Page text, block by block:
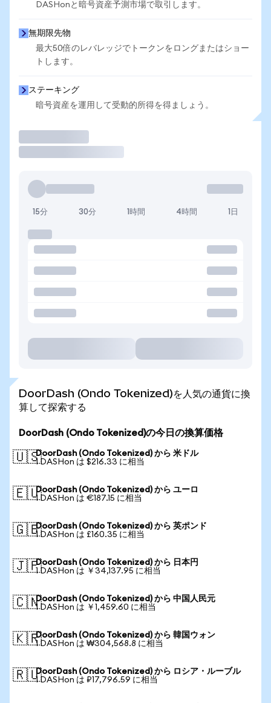
DASHonと暗号資産予測市場で取引します。
無期限先物
最大50倍のレバレッジでトークンをロングまたはショー
トします。
ステーキング
暗号資産を運用して受動的所得を得ましょう。
15分 30分 1時間 4時間 1日
DoorDash (Ondo Tokenized)を人気の通貨に換
算して探索する
DoorDash (Ondo Tokenized)の今日の換算価格
🇺🇸DoorDash (Ondo Tokenized) から 米ドル
1 DASHon は $216.33 に相当
🇪🇺DoorDash (Ondo Tokenized) から ユーロ
1 DASHon は €187.15 に相当
🇬🇧DoorDash (Ondo Tokenized) から 英ポンド
1 DASHon は £160.35 に相当
🇯🇵DoorDash (Ondo Tokenized) から 日本円
1 DASHon は ￥34,137.95 に相当
🇨🇳DoorDash (Ondo Tokenized) から 中国人民元
1 DASHon は ￥1,459.60 に相当
🇰🇷DoorDash (Ondo Tokenized) から 韓国ウォン
1 DASHon は ₩304,568.8 に相当
🇷🇺DoorDash (Ondo Tokenized) から ロシア・ルーブル
1 DASHon は ₽17,796.59 に相当